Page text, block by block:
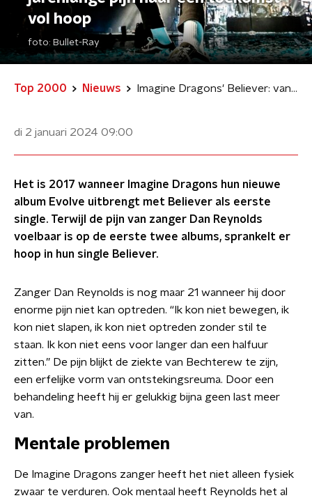
vol hoop
foto: Bullet-Ray
Top 2000 Nieuws Imagine Dragons' Believer: van jarenlange pijn naar een toekomst vol hoop
di 2 januari 2024 09:00
Het is 2017 wanneer Imagine Dragons hun nieuwe
album Evolve uitbrengt met Believer als eerste
single. Terwijl de pijn van zanger Dan Reynolds
voelbaar is op de eerste twee albums, sprankelt er
hoop in hun single Believer.
Zanger Dan Reynolds is nog maar 21 wanneer hij door
enorme pijn niet kan optreden. “Ik kon niet bewegen, ik
kon niet slapen, ik kon niet optreden zonder stil te
staan. Ik kon niet eens voor langer dan een halfuur
zitten.” De pijn blijkt de ziekte van Bechterew te zijn,
een erfelijke vorm van ontstekingsreuma. Door een
behandeling heeft hij er gelukkig bijna geen last meer
van.
Mentale problemen
De Imagine Dragons zanger heeft het niet alleen fysiek
zwaar te verduren. Ook mentaal heeft Reynolds het al